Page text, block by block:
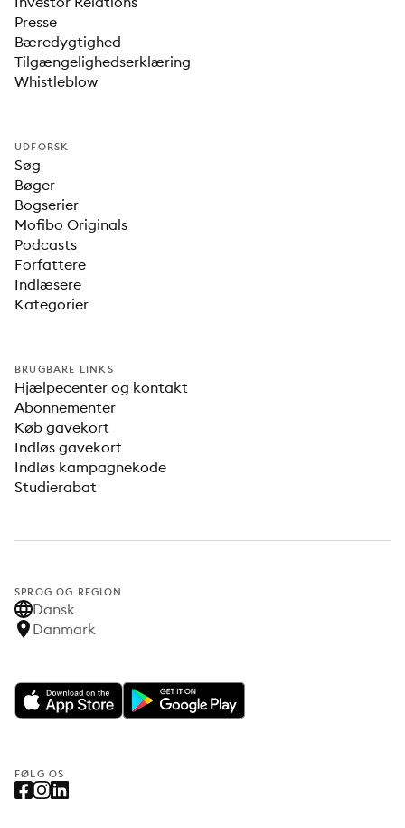
Presse
Bæredygtighed
Tilgængelighedserklæring
Whistleblow
UDFORSK
Søg
Bøger
Bogserier
Mofibo Originals
Podcasts
Forfattere
Indlæsere
Kategorier
BRUGBARE LINKS
Hjælpecenter og kontakt
Abonnementer
Køb gavekort
Indløs gavekort
Indløs kampagnekode
Studierabat
SPROG OG REGION
Dansk
Danmark
FØLG OS